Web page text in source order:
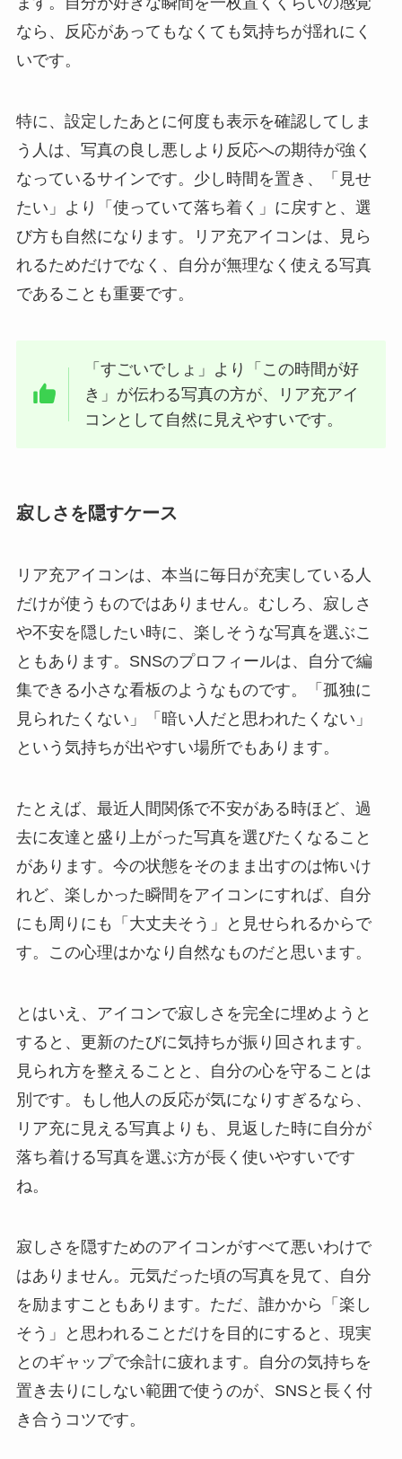
なら、反応があってもなくても気持ちが揺れにく
いです。
特に、設定したあとに何度も表示を確認してしま
う人は、写真の良し悪しより反応への期待が強く
なっているサインです。少し時間を置き、「見せ
たい」より「使っていて落ち着く」に戻すと、選
び方も自然になります。リア充アイコンは、見ら
れるためだけでなく、自分が無理なく使える写真
であることも重要です。
「すごいでしょ」より「この時間が好
き」が伝わる写真の方が、リア充アイ
コンとして自然に見えやすいです。
寂しさを隠すケース
リア充アイコンは、本当に毎日が充実している人
だけが使うものではありません。むしろ、寂しさ
や不安を隠したい時に、楽しそうな写真を選ぶこ
ともあります。SNSのプロフィールは、自分で編
集できる小さな看板のようなものです。「孤独に
見られたくない」「暗い人だと思われたくない」
という気持ちが出やすい場所でもあります。
たとえば、最近人間関係で不安がある時ほど、過
去に友達と盛り上がった写真を選びたくなること
があります。今の状態をそのまま出すのは怖いけ
れど、楽しかった瞬間をアイコンにすれば、自分
にも周りにも「大丈夫そう」と見せられるからで
す。この心理はかなり自然なものだと思います。
とはいえ、アイコンで寂しさを完全に埋めようと
すると、更新のたびに気持ちが振り回されます。
見られ方を整えることと、自分の心を守ることは
別です。もし他人の反応が気になりすぎるなら、
リア充に見える写真よりも、見返した時に自分が
落ち着ける写真を選ぶ方が長く使いやすいです
ね。
寂しさを隠すためのアイコンがすべて悪いわけで
はありません。元気だった頃の写真を見て、自分
を励ますこともあります。ただ、誰かから「楽し
そう」と思われることだけを目的にすると、現実
とのギャップで余計に疲れます。自分の気持ちを
置き去りにしない範囲で使うのが、SNSと長く付
き合うコツです。